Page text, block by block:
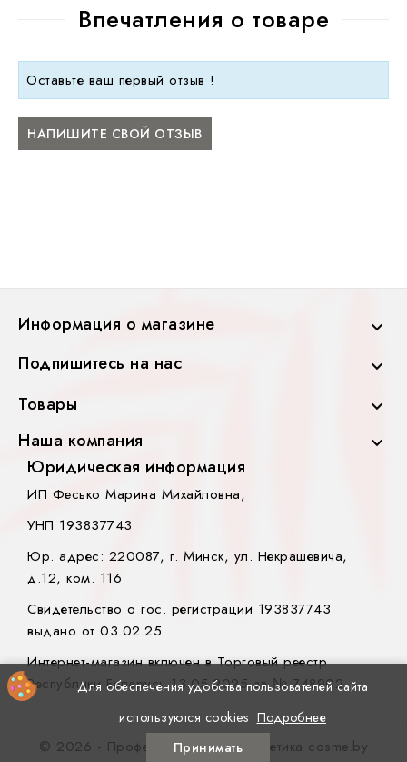
Впечатления о товаре
Оставьте ваш первый отзыв !
НАПИШИТЕ СВОЙ ОТЗЫВ
Информация о магазине 
Подпишитесь на нас 
Товары 
Наша компания 
Для обеспечения удобства пользователей сайта
используются cookies Подробнее
Принимать
Юридическая информация
ИП Фесько Марина Михайловна,
УНП 193837743
Юр. адрес: 220087, г. Минск, ул. Некрашевича,
д.12, ком. 116
Свидетельство о гос. регистрации 193837743
выдано от 03.02.25
Интернет-магазин включен в Торговый реестр
Республики Беларусь 13.05.2025 за № 748902.
© 2026 - Профессиональная косметика cosme.by